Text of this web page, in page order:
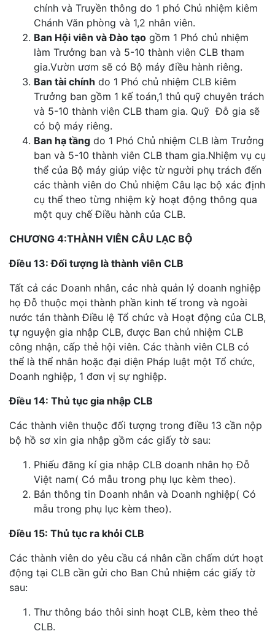
chính và Truyền thông do 1 phó Chủ nhiệm kiêm
Chánh Văn phòng và 1,2 nhân viên.
Ban Hội viên và Đào tạo gồm 1 Phó chủ nhiệm
làm Trưởng ban và 5-10 thành viên CLB tham
gia.Vườn ươm sẽ có Bộ máy điều hành riêng.
Ban tài chính do 1 Phó chủ nhiệm CLB kiêm
Trưởng ban gồm 1 kế toán,1 thủ quỹ chuyên trách
và 5-10 thành viên CLB tham gia. Quỹ Đỗ gia sẽ
có bộ máy riêng.
Ban hạ tầng do 1 Phó Chủ nhiệm CLB làm Trưởng
ban và 5-10 thành viên CLB tham gia.Nhiệm vụ cụ
thể của Bộ máy giúp việc từ người phụ trách đến
các thành viên do Chủ nhiệm Câu lạc bộ xác định
cụ thể theo từng nhiệm kỳ hoạt động thông qua
một quy chế Điều hành của CLB.
CHƯƠNG 4:THÀNH VIÊN CÂU LẠC BỘ
Điều 13: Đối tượng là thành viên CLB
Tất cả các Doanh nhân, các nhà quản lý doanh nghiệp
họ Đỗ thuộc mọi thành phần kinh tế trong và ngoài
nước tán thành Điều lệ Tổ chức và Hoạt động của CLB,
tự nguyện gia nhập CLB, được Ban chủ nhiệm CLB
công nhận, cấp thẻ hội viên. Các thành viên CLB có
thể là thể nhân hoặc đại diện Pháp luật một Tổ chức,
Doanh nghiệp, 1 đơn vị sự nghiệp.
Điều 14: Thủ tục gia nhập CLB
Các thành viên thuộc đối tượng trong điều 13 cần nộp
bộ hồ sơ xin gia nhập gồm các giấy tờ sau:
Phiếu đăng kí gia nhập CLB doanh nhân họ Đỗ
Việt nam( Có mẫu trong phụ lục kèm theo).
Bản thông tin Doanh nhân và Doanh nghiệp( Có
mẫu trong phụ lục kèm theo).
Điều 15: Thủ tục ra khỏi CLB
Các thành viên do yêu cầu cá nhân cần chấm dứt hoạt
động tại CLB cần gửi cho Ban Chủ nhiệm các giấy tờ
sau:
Thư thông báo thôi sinh hoạt CLB, kèm theo thẻ
CLB.